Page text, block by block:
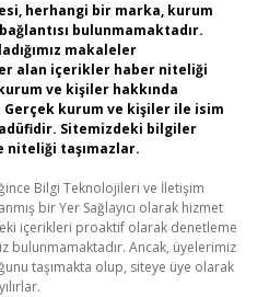
herhangi bir marka, kurum
bulunmamaktadır.
makaleler
alan içerikler haber niteliği
ve kişiler hakkında
Gerçek kurum ve kişiler ile isim
Sitemizdeki bilgiler
niteliği taşımazlar.
Bilgi Teknolojileri ve İletişim
bir Yer Sağlayıcı olarak hizmet
içerikleri proaktif olarak denetleme
bulunmamaktadır. Ancak, üyelerimiz
taşımakta olup, siteye üye olarak